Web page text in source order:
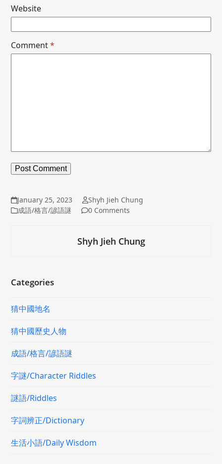
Website
Comment*
January 25, 2023
Shyh Jieh Chung
成語/格言/諺語謎
0 Comments
Shyh Jieh Chung
Categories
猜中國地名
猜中國歷史人物
成語/格言/諺語謎
字謎/Character Riddles
謎語/Riddles
字詞辨正/Dictionary
生活小語/Daily Wisdom